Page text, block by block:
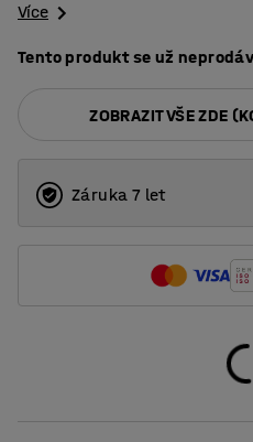
Více
Tento produkt se už
ZOBRAZIT VŠE ZDE
Záruka 7 let